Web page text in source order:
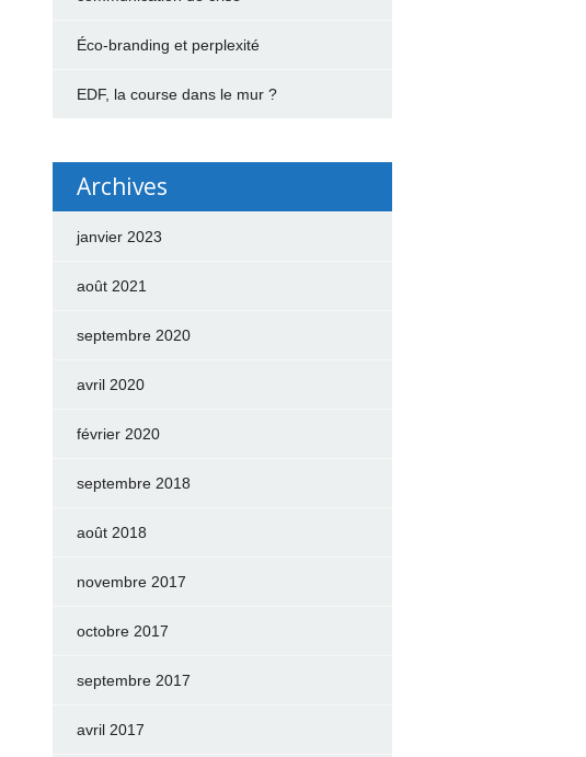
Éco-branding et perplexité
EDF, la course dans le mur ?
Archives
janvier 2023
août 2021
septembre 2020
avril 2020
février 2020
septembre 2018
août 2018
novembre 2017
octobre 2017
septembre 2017
avril 2017